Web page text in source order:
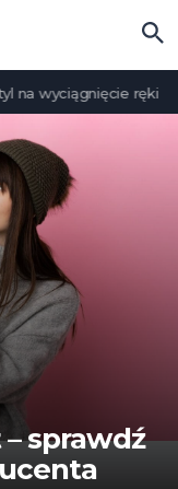
wyciągnięcie ręki
sprawdź